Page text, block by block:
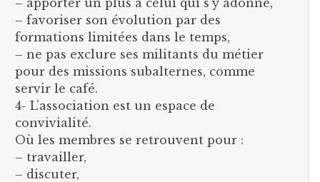
– favoriser son évolution par des
formations limitées dans le temps,
– ne pas exclure ses militants du métier
pour des missions subalternes, comme
servir le café.
4- L’association est un espace de
convivialité.
Où les membres se retrouvent pour :
– travailler,
– discuter,